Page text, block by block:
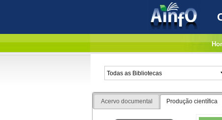
Acervo documental Produção científica